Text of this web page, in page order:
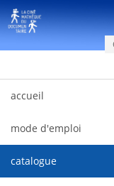
Zum Inhalt wechseln
accueil
mode d'emploi
catalogue